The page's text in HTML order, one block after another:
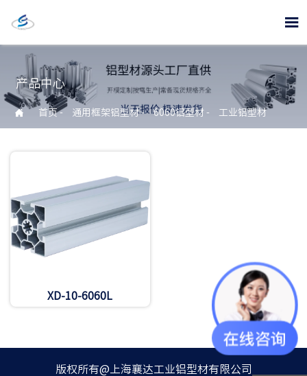

产品中心
 首页- 通用框架铝型材- 6060铝型材 - 工业铝型材
XD-10-6060L
版权所有@上海襄达工业铝型材有限公司